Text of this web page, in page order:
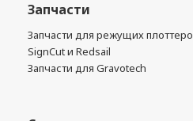
Запчасти
Запчасти для режущих
SignCut и Redsail
Запчасти для Gravotech